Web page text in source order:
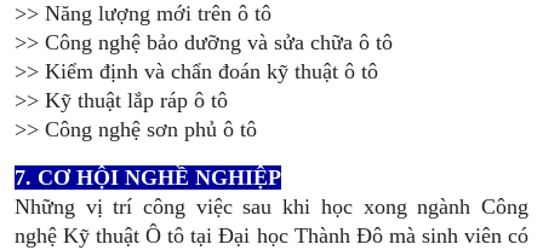
>> Năng lượng mới trên ô tô
>> Công nghệ bảo dưỡng và sửa chữa ô tô
>> Kiểm định và chẩn đoán kỹ thuật ô tô
>> Kỹ thuật lắp ráp ô tô
>> Công nghệ sơn phủ ô tô
7. CƠ HỘI NGHỀ NGHIỆP
Những vị trí công việc sau khi học xong ngành Công
nghệ Kỹ thuật Ô tô tại Đại học Thành Đô mà sinh viên có